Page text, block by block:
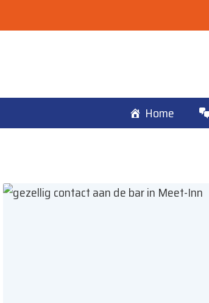
naar
Home